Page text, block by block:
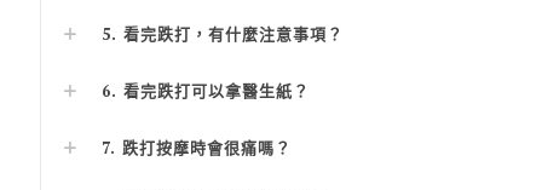
5. 看完跌打，有什麼注意事項？
6. 看完跌打可以拿醫生紙？
7. 跌打按摩時會很痛嗎？